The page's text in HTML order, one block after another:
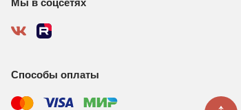
Способы оплаты